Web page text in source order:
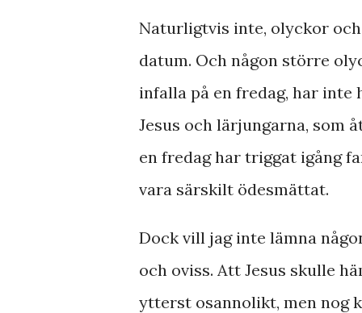
Naturligtvis inte, olyckor
datum. Och någon större
infalla på en fredag, har
Jesus och lärjungarna, som
en fredag har triggat igång
vara särskilt ödesmättat.
Dock vill jag inte lämna
och oviss. Att Jesus skulle
ytterst osannolikt, men nog